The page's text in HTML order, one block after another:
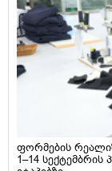
ფორმების
1–14